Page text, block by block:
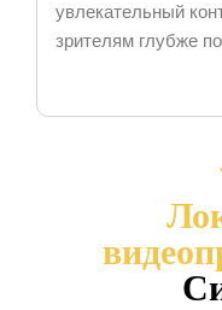
увлекательный
зрителям глубже